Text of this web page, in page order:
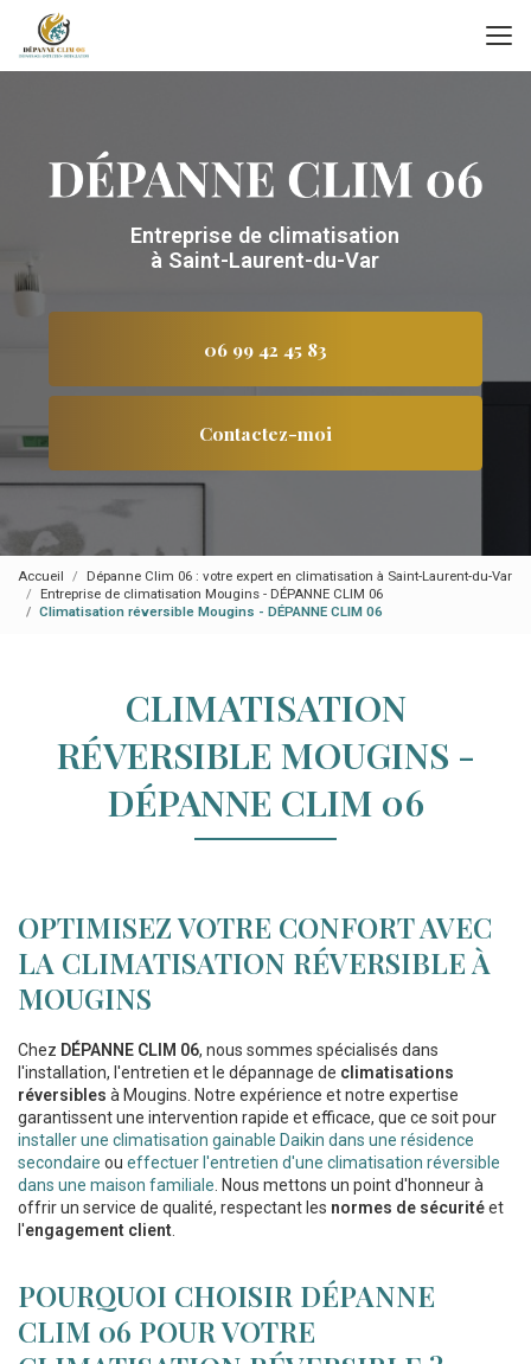
contenu
Entreprise de climatisation
à Saint-Laurent-du-Var
06 99 42 45 83
Contactez-moi
Accueil
Dépanne Clim 06 : votre expert en climatisation à Saint-Laurent-du-Var
Entreprise de climatisation Mougins - DÉPANNE CLIM 06
Climatisation réversible Mougins - DÉPANNE CLIM 06
CLIMATISATION
RÉVERSIBLE MOUGINS -
DÉPANNE CLIM 06
OPTIMISEZ VOTRE CONFORT AVEC
LA CLIMATISATION RÉVERSIBLE À
MOUGINS
Chez DÉPANNE CLIM 06, nous sommes spécialisés dans
l'installation, l'entretien et le dépannage de climatisations
réversibles à Mougins. Notre expérience et notre expertise
garantissent une intervention rapide et efficace, que ce soit pour
installer une climatisation gainable Daikin dans une résidence
secondaire ou effectuer l'entretien d'une climatisation réversible
dans une maison familiale . Nous mettons un point d'honneur à
offrir un service de qualité, respectant les normes de sécuritéet
l'engagement client
POURQUOI CHOISIR DÉPANNE
CLIM 06 POUR VOTRE